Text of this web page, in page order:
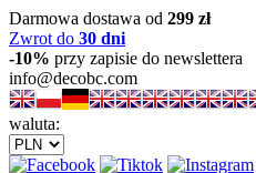
Darmowa dostawa od 299 zł
Zwrot do 30 dni
-10% przy zapisie do newslettera
info@decobc.com
waluta: